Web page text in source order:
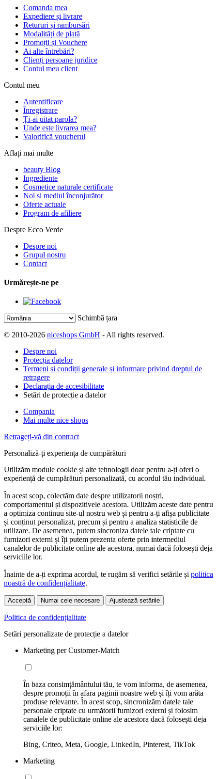
Comanda mea
Expediere și livrare
Retururi și rambursări
Modalități de plată
Promoții și Vouchere
Ai alte întrebări?
Clienți persoane juridice
Contul meu client
Contul meu
Autentificare
Înregistrare
Ți-ai uitat parola?
Unde este livrarea mea?
Valorifică voucherul
Aflați mai multe
beauty Blog
Ingrediente
Cosmetice naturale certificate
Noi si mediul înconjurător
Oferte actuale
Program de afiliere
Despre Ecco Verde
Despre noi
Grupul nostru
Contact
Urmărește-ne pe
Schimbă țara
© 2010-2026 niceshops GmbH - All rights reserved.
Despre noi
Protecția datelor
Termeni și condiții generale și informare privind dreptul de
retragere
Declarația de accesibilitate
Setări de protecție a datelor
Compania
Mai multe nice shops
Retrageți-vă din contract
Personaliză-ți experiența de cumpărături
Utilizăm module cookie și alte tehnologii doar pentru a-ți oferi o
experiență de cumpărături personalizată, cu acordul tău individual.
În acest scop, colectăm date despre utilizatorii noștri,
comportamentul și dispozitivele acestora. Utilizăm aceste date pentru
a optimiza continuu site-ul nostru web și pentru a-ți afișa publicitate
și conținut personalizat, precum și pentru a analiza statisticile de
utilizare. De asemenea, putem sincroniza datele tale criptate cu
furnizori externi și îți putem prezenta oferte prin intermediul
canalelor de publicitate online ale acestora, numai dacă folosești deja
serviciile lor.
Înainte de a-ți exprima acordul, te rugăm să verifici setările și politica
noastră de confidențialitate.
Acceptă Numai cele necesare Ajustează setările
Politica de confidențialitate
Setări personalizate de protecție a datelor
Marketing per Customer-Match
În baza consimțământului tău, te vom informa, de asemenea,
despre promoții în afara paginii noastre web și îți vom arăta
produse relevante. În acest scop, sincronizăm datele tale
personale criptate cu următorii furnizori externi și folosim
canalele de publicitate online ale acestora dacă folosești deja
serviciile lor:
Bing, Criteo, Meta, Google, LinkedIn, Pinterest, TikTok
Marketing